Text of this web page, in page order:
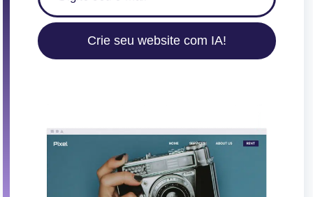
Crie seu website com IA!